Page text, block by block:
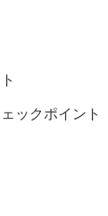
ックポイント